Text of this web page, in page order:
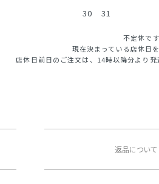
30
31
不定休です
現在決まっている店休日
店休日前日のご注文は、14時以降分より発
返品について